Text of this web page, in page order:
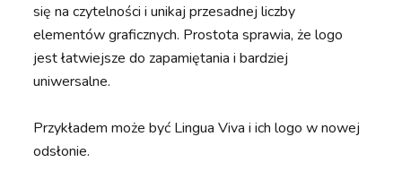
się na czytelności i unikaj przesadnej liczby
elementów graficznych. Prostota sprawia, że logo
jest łatwiejsze do zapamiętania i bardziej
uniwersalne.
Przykładem może być Lingua Viva i ich logo w nowej
odsłonie.